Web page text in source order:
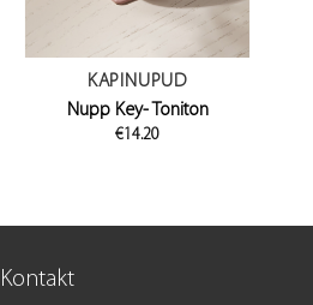
KAPINUPUD
Nupp Key- Toniton
€ 14.20
Kontakt